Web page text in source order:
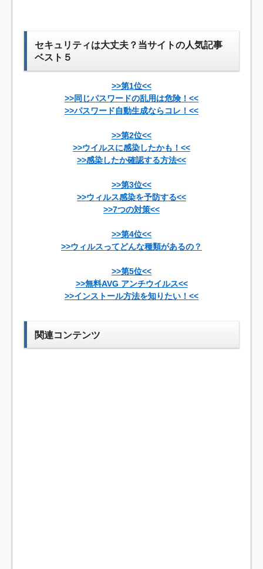
セキュリティは大丈夫？当サイトの人気記事
ベスト５
>>第1位<<
>>同じパスワードの乱用は危険！<<
>>パスワード自動生成ならコレ！<<
>>第2位<<
>>ウイルスに感染したかも！<<
>>感染したか確認する方法<<
>>第3位<<
>>ウィルス感染を予防する<<
>>7つの対策<<
>>第4位<<
>>ウィルスってどんな種類があるの？
>>第5位<<
>>無料AVG アンチウイルス<<
>>インストール方法を知りたい！<<
関連コンテンツ